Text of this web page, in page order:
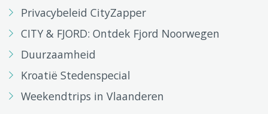
Privacybeleid CityZapper
CITY & FJORD: Ontdek Fjord Noorwegen
Duurzaamheid
Kroatië Stedenspecial
Weekendtrips in Vlaanderen